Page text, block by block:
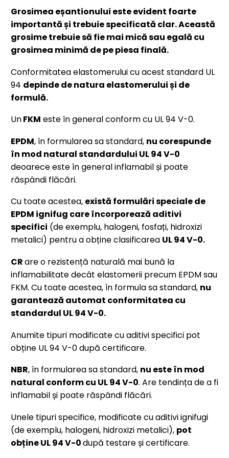
Grosimea eșantionului este evident foarte
importantă și trebuie specificată clar. Această
grosime trebuie să fie mai mică sau egală cu
grosimea minimă de pe piesa finală.
Conformitatea elastomerului cu acest standard UL
94 depinde de natura elastomerului și de
formulă.
UnFKM este în general conform cu UL 94 V-0.
EPDM, în formularea sa standard, nu corespunde
în mod natural standardului UL 94 V-0
deoarece este în general inflamabil și poate
răspândi flăcări.
Cu toate acestea, există formulări speciale de
EPDM ignifug care încorporează aditivi
specifici (de exemplu, halogeni, fosfați, hidroxizi
metalici) pentru a obține clasificarea UL 94 V-0.
CRare o rezistență naturală mai bună la
inflamabilitate decât elastomerii precum EPDM sau
FKM. Cu toate acestea, în formula sa standard, nu
garantează automat conformitatea cu
standardul UL 94 V-0.
Anumite tipuri modificate cu aditivi specifici pot
obține UL 94 V-0 după certificare.
NBR, în formularea sa standard, nu este în mod
natural conform cu UL 94 V-0. Are tendința de a fi
inflamabil și poate răspândi flăcări.
Unele tipuri specifice, modificate cu aditivi ignifugi
(de exemplu, halogeni, hidroxizi metalici), pot
obține UL 94 V-0după testare și certificare.